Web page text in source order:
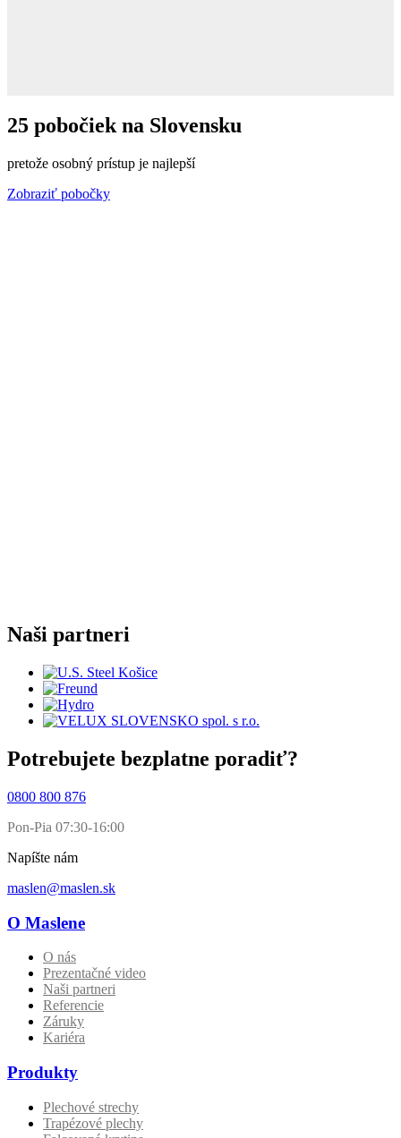
25 pobočiek na Slovensku
pretože osobný prístup je najlepší
Zobraziť pobočky
Naši partneri
Potrebujete bezplatne poradiť?
0800 800 876
Pon-Pia 07:30-16:00
Napíšte nám
maslen@maslen.sk
O Maslene
O nás
Prezentačné video
Naši partneri
Referencie
Záruky
Kariéra
Produkty
Plechové strechy
Trapézové plechy